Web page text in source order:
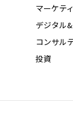
マーケテ
デジタル
コンサル
投資